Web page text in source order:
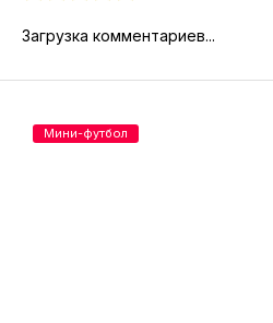
Загрузка комментариев...
Мини-футбол